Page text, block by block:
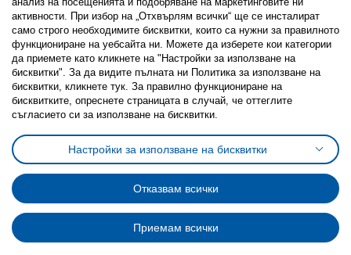
FacebookTwitterYoutubePinterestInstagram
Политика за използване на бисквитки (Cookies)
Избор на настройки за използване на бисквитки
Условия за ползване на ikea.bgОбща политика за личните данни
Политика за защита на личните данни на ikea.bg
Общи условия на програма IKEA Family
Политика за защита на лични данни на програма IKEA Family
© Inter-IKEA Systems B.V. 1999 - 2025
активности. При избор на „Отхвърлям всички“ ще се инсталират
само строго необходимитe бисквитки, които са нужни за правилното
функциониране на уебсайта ни. Можете да изберете кои категории
да приемете като кликнете на "Настройки за използване на
бисквитки". За да видите пълната ни Политика за използване на
бисквитки, кликнете тук. За правилно функциониране на
бисквитките, опреснете страницата в случай, че оттеглите
съгласието си за използване на бисквитки.
Настройки за използване на бисквитки
Отказвам всички
Приемам всички